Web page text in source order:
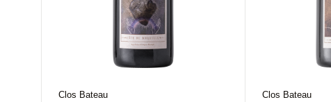
Clos Bateau Clos Bateau